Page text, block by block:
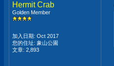
Hermit Crab
Golden Member
加入日期: Oct 2017
您的住址: 象山公園
文章: 2,893